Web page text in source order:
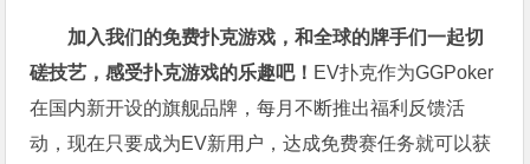
加入我们的免费扑克游戏，和全球的牌手们一起切
磋技艺，感受扑克游戏的乐趣吧！ EV扑克作为GGPoker
在国内新开设的旗舰品牌，每月不断推出福利反馈活
动，现在只要成为EV新用户，达成免费赛任务就可以获